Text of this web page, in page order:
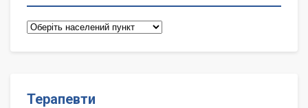
Сімейні
Терапевти